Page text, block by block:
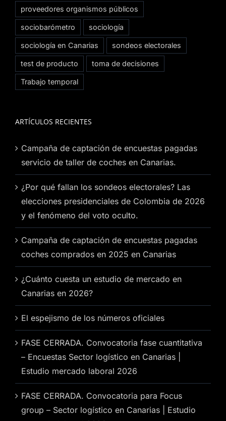
proveedores organismos públicos
sociobarómetro sociología
sociología en Canarias sondeos electorales
test de producto toma de decisiones
Trabajo temporal
ARTÍCULOS RECIENTES
Campaña de captación de encuestas pagadas
servicio de taller de coches en Canarias.
¿Por qué fallan los sondeos electorales? Las
elecciones presidenciales de Colombia de 2026
y el fenómeno del voto oculto.
Campaña de captación de encuestas pagadas
coches comprados en 2025 en Canarias
¿Cuánto cuesta un estudio de mercado en
Canarias en 2026?
El espejismo de los números oficiales
FASE CERRADA. Convocatoria fase cuantitativa
– Encuestas Sector logístico en Canarias |
Estudio mercado laboral 2026
FASE CERRADA. Convocatoria para Focus
group – Sector logístico en Canarias | Estudio